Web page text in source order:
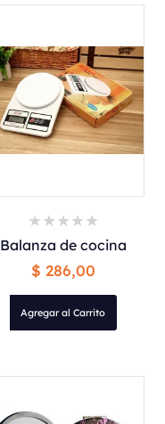
Balanza de cocina
$ 286,00
Agregar al Carrito